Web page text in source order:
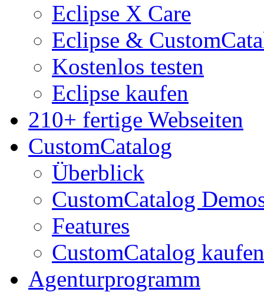
Eclipse X Care
Eclipse &
Kostenlos testen
Eclipse kaufen
210+ fertige Webseiten
CustomCatalog
Überblick
CustomCatalog
Features
CustomCatalog kaufen
Agenturprogramm